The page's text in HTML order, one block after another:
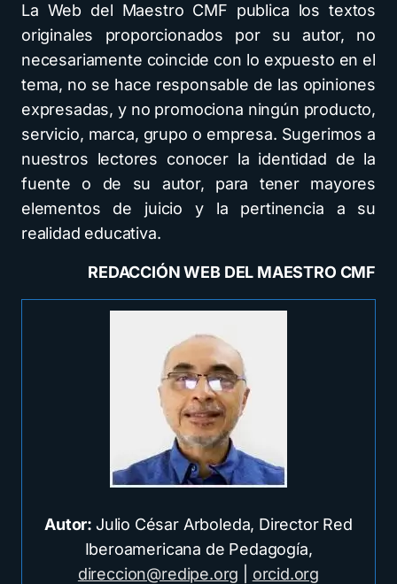
La Web del Maestro CMF publica los textos
originales proporcionados por su autor, no
necesariamente coincide con lo expuesto en el
tema, no se hace responsable de las opiniones
expresadas, y no promociona ningún producto,
servicio, marca, grupo o empresa. Sugerimos a
nuestros lectores conocer la identidad de la
fuente o de su autor, para tener mayores
elementos de juicio y la pertinencia a su
realidad educativa.
REDACCIÓN WEB DEL MAESTRO CMF
Autor: Julio César Arboleda, Director Red
Iberoamericana de Pedagogía,
direccion@redipe.org
orcid.org